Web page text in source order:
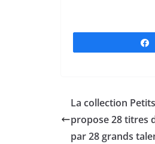
La collection
propose 28 titres
par 28 grands